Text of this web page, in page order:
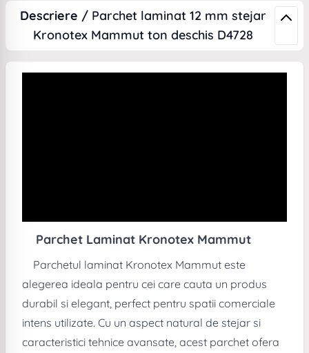
Descriere / Parchet laminat 12 mm stejar
Kronotex Mammut ton deschis D4728
Parchet Laminat Kronotex Mammut
Parchetul laminat Kronotex Mammut este
alegerea ideala pentru cei care cauta un produs
durabil si elegant, perfect pentru spatii comerciale
intens utilizate. Cu un aspect natural de stejar si
caracteristici tehnice avansate, acest parchet ofera